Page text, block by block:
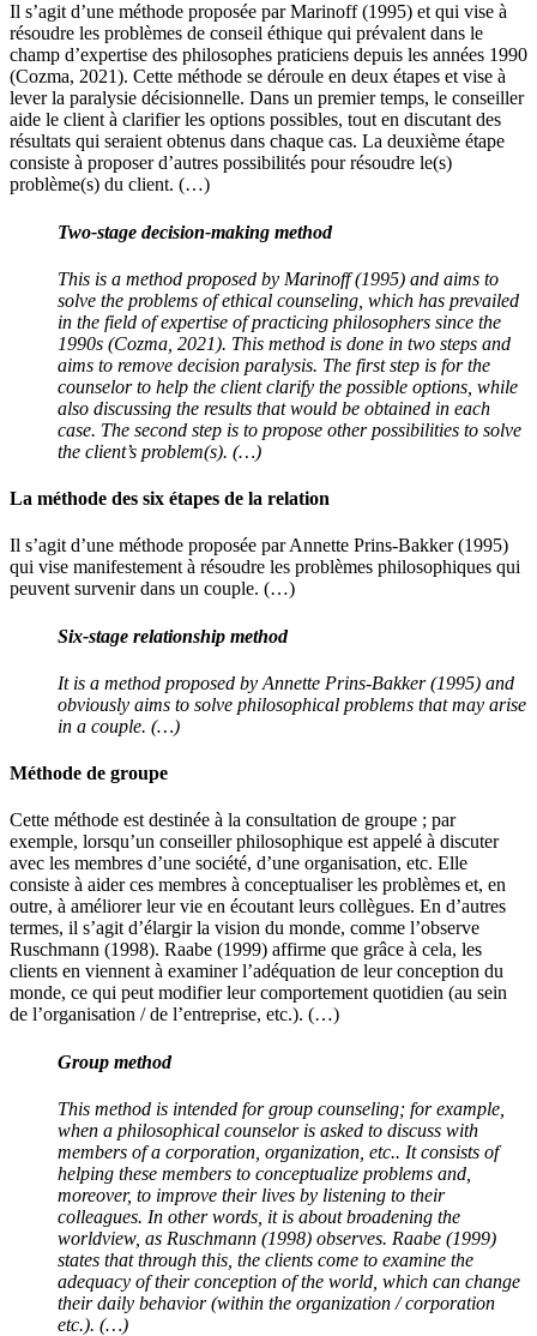
Il s’agit d’une méthode proposée par Marinoff (1995) et qui vise à
résoudre les problèmes de conseil éthique qui prévalent dans le
champ d’expertise des philosophes praticiens depuis les années 1990
(Cozma, 2021). Cette méthode se déroule en deux étapes et vise à
lever la paralysie décisionnelle. Dans un premier temps, le conseiller
aide le client à clarifier les options possibles, tout en discutant des
résultats qui seraient obtenus dans chaque cas. La deuxième étape
consiste à proposer d’autres possibilités pour résoudre le(s)
problème(s) du client. (…)
Two-stage decision-making method
This is a method proposed by Marinoff (1995) and aims to
solve the problems of ethical counseling, which has prevailed
in the field of expertise of practicing philosophers since the
1990s (Cozma, 2021). This method is done in two steps and
aims to remove decision paralysis. The first step is for the
counselor to help the client clarify the possible options, while
also discussing the results that would be obtained in each
case. The second step is to propose other possibilities to solve
the client’s problem(s). (…)
La méthode des six étapes de la relation
Il s’agit d’une méthode proposée par Annette Prins-Bakker (1995)
qui vise manifestement à résoudre les problèmes philosophiques qui
peuvent survenir dans un couple. (…)
Six-stage relationship method
It is a method proposed by Annette Prins-Bakker (1995) and
obviously aims to solve philosophical problems that may arise
in a couple. (…)
Méthode de groupe
Cette méthode est destinée à la consultation de groupe ; par
exemple, lorsqu’un conseiller philosophique est appelé à discuter
avec les membres d’une société, d’une organisation, etc. Elle
consiste à aider ces membres à conceptualiser les problèmes et, en
outre, à améliorer leur vie en écoutant leurs collègues. En d’autres
termes, il s’agit d’élargir la vision du monde, comme l’observe
Ruschmann (1998). Raabe (1999) affirme que grâce à cela, les
clients en viennent à examiner l’adéquation de leur conception du
monde, ce qui peut modifier leur comportement quotidien (au sein
de l’organisation / de l’entreprise, etc.). (…)
Group method
This method is intended for group counseling; for example,
when a philosophical counselor is asked to discuss with
members of a corporation, organization, etc.. It consists of
helping these members to conceptualize problems and,
moreover, to improve their lives by listening to their
colleagues. In other words, it is about broadening the
worldview, as Ruschmann (1998) observes. Raabe (1999)
states that through this, the clients come to examine the
adequacy of their conception of the world, which can change
their daily behavior (within the organization / corporation
etc.). (…)